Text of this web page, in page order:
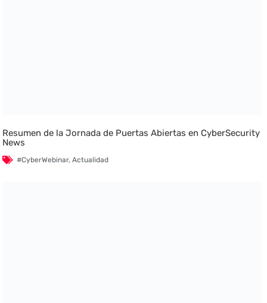
Resumen de la Jornada de Puertas Abiertas en CyberSecurity
News
#CyberWebinar,Actualidad